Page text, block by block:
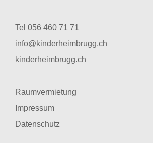
Tel 056 460 71 71
info@kinderheimbrugg.ch
kinderheimbrugg.ch
Raumvermietung
Impressum
Datenschutz